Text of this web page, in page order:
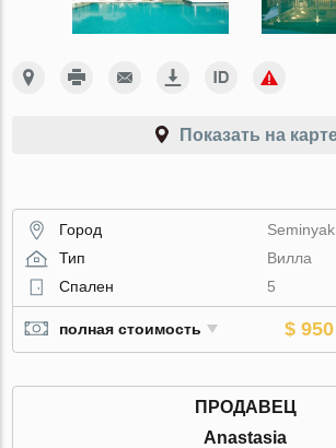
Показать на
Город
Seminyak
Тип
Вилла
Спален
5
полная стоимость $ 950
ПРОДАВЕЦ
Anastasia